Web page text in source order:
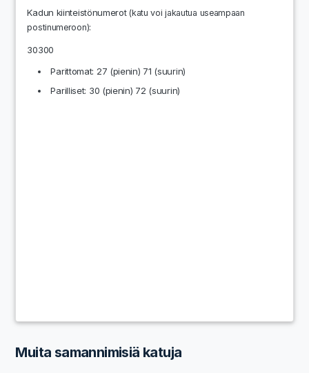
Kadun kiinteistönumerot(katu voi jakautua useampaan
postinumeroon):
30300
Parittomat: 27 (pienin) 71 (suurin)
Parilliset: 30 (pienin) 72 (suurin)
Muita samannimisiä katuja